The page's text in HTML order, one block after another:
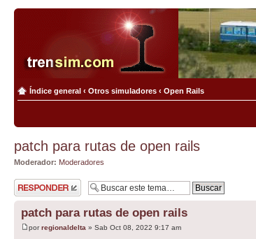
Índice general ‹ Otros simuladores ‹ Open Rails
patch para rutas de open rails
Moderador: Moderadores
Publicar una
respuesta
patch para rutas de open rails
porregionaldelta » Sab Oct 08, 2022 9:17 am